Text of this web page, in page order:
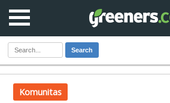
Search
Komunitas